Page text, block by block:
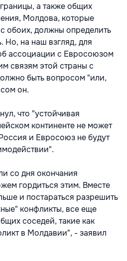
а также общих
Молдова, которые
обоих, должны определить
Но, на наш взгляд, для
ассоциации с Евросоюзом
связям этой страны с
быть вопросом "или,
он.
что "устойчивая
континенте не может
и Евросоюз не будут
со дня окончания
гордиться этим. Вместе
и постараться разрешить
конфликты, все еще
соседей, такие как
в Молдавии", - заявил